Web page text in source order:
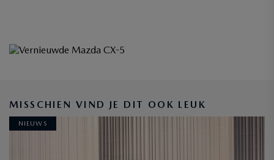
ONTDEK DE MOGELIJKHEDEN
MISSCHIEN VIND JE DIT OOK LEUK
NIEUWS